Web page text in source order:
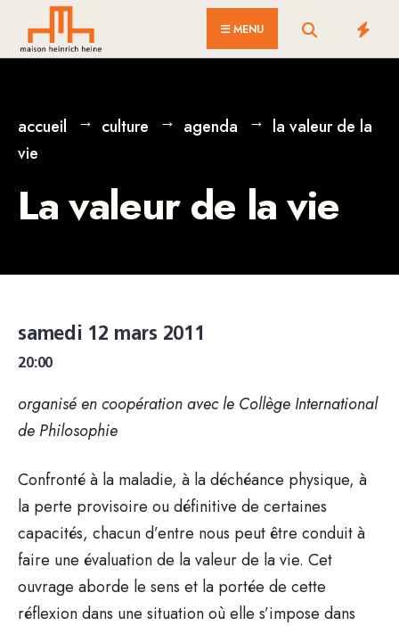
MENU
accueil culture agenda
la valeur de la
vie
La valeur de la vie
samedi 12 mars 2011
20:00
organisé en coopération avec le Collège International
de Philosophie
Confronté à la maladie, à la déchéance physique, à
la perte provisoire ou définitive de certaines
capacités, chacun d’entre nous peut être conduit à
faire une évaluation de la valeur de la vie. Cet
ouvrage aborde le sens et la portée de cette
réflexion dans une situation où elle s’impose dans